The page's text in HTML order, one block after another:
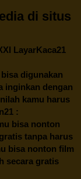
di situs
LayarKaca21
digunakan
inginkan dengan
kamu harus
:
bisa nonton
tanpa harus
bisa nonton film
secara gratis